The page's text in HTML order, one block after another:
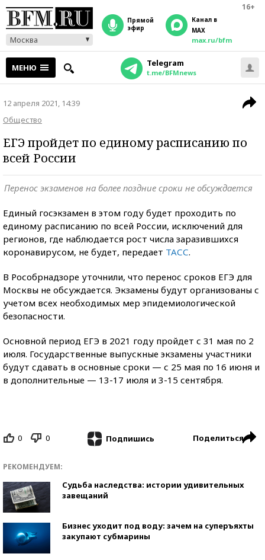
16+
Москва
прямой
эфир
Канал в
MAX
max.ru/bfm
МЕНЮ Telegram
t.me/BFMnews
12 апреля 2021, 14:39
Общество
ЕГЭ пройдет по единому расписанию по
всей России
Перенос экзаменов на более поздние сроки не обсуждается
Единый госэкзамен в этом году будет проходить по
единому расписанию по всей России, исключений для
регионов, где наблюдается рост числа заразившихся
коронавирусом, не будет, передает ТАСС.
В Рособрнадзоре уточнили, что перенос сроков ЕГЭ для
Москвы не обсуждается. Экзамены будут организованы с
учетом всех необходимых мер эпидемиологической
безопасности.
Основной период ЕГЭ в 2021 году пройдет с 31 мая по 2
июля. Государственные выпускные экзамены участники
будут сдавать в основные сроки — с 25 мая по 16 июня и
в дополнительные — 13-17 июля и 3-15 сентября.
0 0 Подпишись Поделиться
РЕКОМЕНДУЕМ:
Судьба наследства: истории удивительных
завещаний
Бизнес уходит под воду: зачем на суперъяхты
закупают субмарины